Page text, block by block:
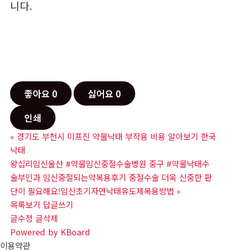
니다.
좋아요 0 싫어요 0
인쇄
« 경기도 부천시 미프진 약물낙태 부작용 비용 알아보기 한국
낙­태
왕십리임신울산 #약물임신중절수술병원 중구 #약물낙태수
술부인과 임신중절되는약복용후기 중절수술 더욱 신중한 판
단이 필요해요!임신초기자연낙태유도제복용방법 »
목록보기 답글쓰기
글수정 글삭제
Powered by KBoard
이용약관